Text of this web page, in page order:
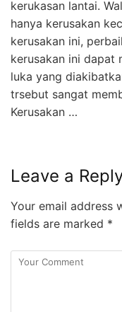
kerukasan lantai.
hanya kerusakan
kerusakan ini,
kerusakan ini dapat
luka yang
trsebut sangat
Kerusakan …
Leave a
Your email address
fields are marked *